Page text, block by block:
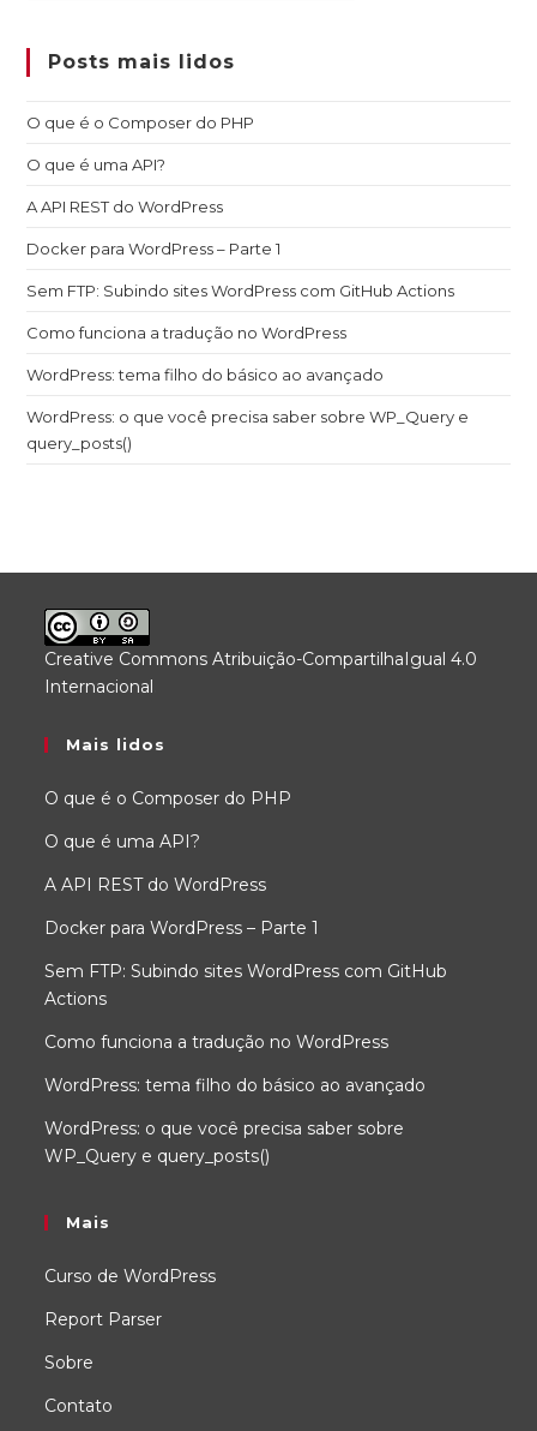
Posts mais lidos
O que é o Composer do PHP
O que é uma API?
A API REST do WordPress
Docker para WordPress – Parte 1
Sem FTP: Subindo sites WordPress com GitHub Actions
Como funciona a tradução no WordPress
WordPress: tema filho do básico ao avançado
WordPress: o que você precisa saber sobre WP_Query e
query_posts()
Creative Commons Atribuição-CompartilhaIgual 4.0
Internacional
Mais lidos
O que é o Composer do PHP
O que é uma API?
A API REST do WordPress
Docker para WordPress – Parte 1
Sem FTP: Subindo sites WordPress com GitHub
Actions
Como funciona a tradução no WordPress
WordPress: tema filho do básico ao avançado
WordPress: o que você precisa saber sobre
WP_Query e query_posts()
Mais
Curso de WordPress
Report Parser
Sobre
Contato